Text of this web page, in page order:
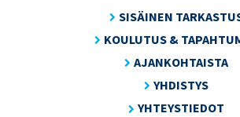
SISÄINEN
KOULUTUS &
AJANKOHTAISTA
YHDISTYS
YHTEYSTIEDOT